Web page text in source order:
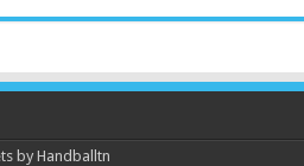
by Handballtn